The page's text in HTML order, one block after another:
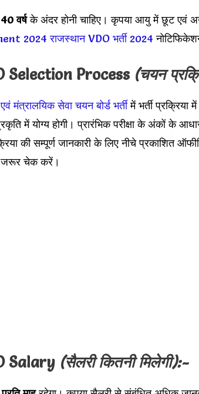
वर्षके अंदर होनी चाहिए। कृपया आयु में छूट एवं
2024 राजस्थान VDO भर्ती 2024
Selection Process (चयन
मंत्रालयिक सेवा चयन बोर्ड भर्तीमें भर्ती प्रक्रिया में
में योग्य होगी। प्रारंभिक परीक्षा के अंकों के
की सम्पूर्ण जानकारी के लिए नीचे प्रकाशित
चेक करें।
Salary (सैलरी कितनी मिलेगी):-